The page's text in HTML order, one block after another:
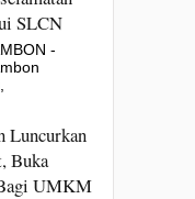
SLCN
-
Luncurkan
Buka
UMKM